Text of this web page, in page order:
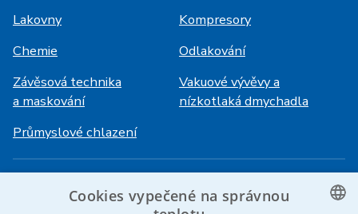
Lakovny
Kompresory
Chemie
Odlakování
Závěsová technika
a maskování
Vakuové vývěvy a
nízkotlaká dmychadla
Průmyslové chlazení
HiVision
Cookies vypečené na správnou